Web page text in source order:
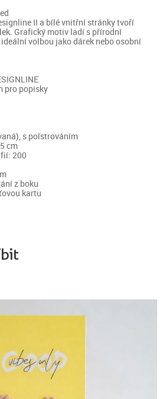
II a bílé vnitřní stránky tvoří
Grafický motiv ladí s přírodní
volbou jako dárek nebo osobní
pro popisky
s polstrováním
cm
200
z boku
kartu